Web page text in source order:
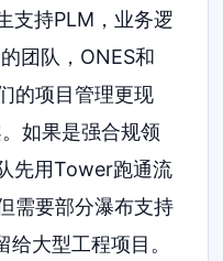
支持PLM，业务逻
团队，ONES和
的项目管理更现
如果是强合规领
先用Tower跑通流
需要部分瀑布支持
大型工程项目。